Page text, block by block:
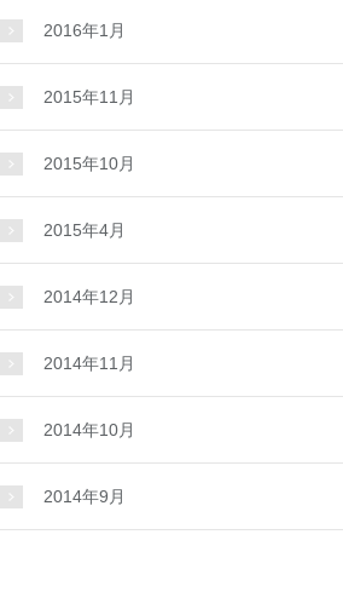
2016年1月
2015年11月
2015年10月
2015年4月
2014年12月
2014年11月
2014年10月
2014年9月